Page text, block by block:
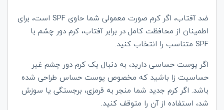
ضد آفتاب، اگر کرم صورت معمولی شما حاوی SPF است، برای
اطمینان از محافظت کامل در برابر آفتاب، کرم دور چشم با
SPF متناسب را انتخاب کنید.
اگر پوست حساسی دارید، به دنبال یک کرم دور چشم غیر
حساسیت‌ زا باشید که مخصوص پوست حساس طراحی شده
باشد. اگر کرم جدید شما منجر به قرمزی، برجستگی یا سوزش
شد، استفاده از آن را متوقف کنید.